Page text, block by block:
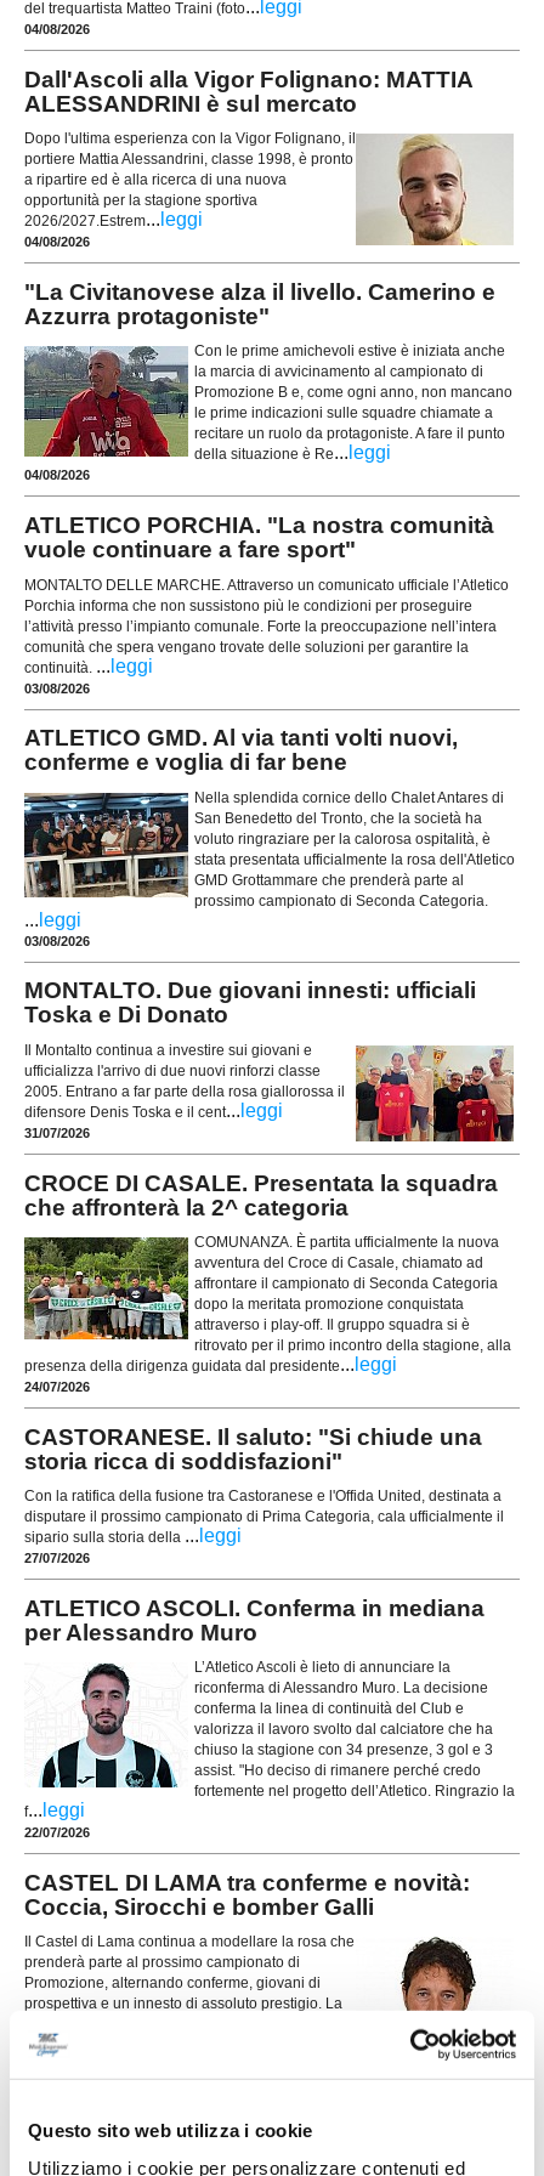
Questo sito web utilizza i cookie
Utilizziamo i cookie per personalizzare contenuti ed
del trequartista Matteo Traini (foto... leggi
04/08/2026
Dall'Ascoli alla Vigor Folignano: MATTIA
ALESSANDRINI è sul mercato
Dopo l'ultima esperienza con la Vigor Folignano, il
portiere Mattia Alessandrini, classe 1998, è pronto
a ripartire ed è alla ricerca di una nuova
opportunità per la stagione sportiva
2026/2027.Estrem... leggi
04/08/2026
"La Civitanovese alza il livello. Camerino e
Azzurra protagoniste"
Con le prime amichevoli estive è iniziata anche
la marcia di avvicinamento al campionato di
Promozione B e, come ogni anno, non mancano
le prime indicazioni sulle squadre chiamate a
recitare un ruolo da protagoniste. A fare il punto
della situazione è Re... leggi
04/08/2026
ATLETICO PORCHIA. "La nostra comunità
vuole continuare a fare sport"
MONTALTO DELLE MARCHE. Attraverso un comunicato ufficiale l’Atletico
Porchia informa che non sussistono più le condizioni per proseguire
l’attività presso l’impianto comunale. Forte la preoccupazione nell’intera
comunità che spera vengano trovate delle soluzioni per garantire la
continuità. ... leggi
03/08/2026
ATLETICO GMD. Al via tanti volti nuovi,
conferme e voglia di far bene
Nella splendida cornice dello Chalet Antares di
San Benedetto del Tronto, che la società ha
voluto ringraziare per la calorosa ospitalità, è
stata presentata ufficialmente la rosa dell'Atletico
GMD Grottammare che prenderà parte al
prossimo campionato di Seconda Categoria.
... leggi
03/08/2026
MONTALTO. Due giovani innesti: ufficiali
Toska e Di Donato
Il Montalto continua a investire sui giovani e
ufficializza l'arrivo di due nuovi rinforzi classe
2005. Entrano a far parte della rosa giallorossa il
difensore Denis Toska e il cent... leggi
31/07/2026
CROCE DI CASALE. Presentata la squadra
che affronterà la 2^ categoria
COMUNANZA. È partita ufficialmente la nuova
avventura del Croce di Casale, chiamato ad
affrontare il campionato di Seconda Categoria
dopo la meritata promozione conquistata
attraverso i play-off. Il gruppo squadra si è
ritrovato per il primo incontro della stagione, alla
presenza della dirigenza guidata dal presidente... leggi
24/07/2026
CASTORANESE. Il saluto: "Si chiude una
storia ricca di soddisfazioni"
Con la ratifica della fusione tra Castoranese e l'Offida United, destinata a
disputare il prossimo campionato di Prima Categoria, cala ufficialmente il
sipario sulla storia della ... leggi
27/07/2026
ATLETICO ASCOLI. Conferma in mediana
per Alessandro Muro
L’Atletico Ascoli è lieto di annunciare la
riconferma di Alessandro Muro. La decisione
conferma la linea di continuità del Club e
valorizza il lavoro svolto dal calciatore che ha
chiuso la stagione con 34 presenze, 3 gol e 3
assist. "Ho deciso di rimanere perché credo
fortemente nel progetto dell’Atletico. Ringrazio la
f... leggi
22/07/2026
CASTEL DI LAMA tra conferme e novità:
Coccia, Sirocchi e bomber Galli
Il Castel di Lama continua a modellare la rosa che
prenderà parte al prossimo campionato di
Promozione, alternando conferme, giovani di
prospettiva e un innesto di assoluto prestigio. La
21/07/2026
Daniele Voltattorni
La Polisportiva Castignano mette a segno un